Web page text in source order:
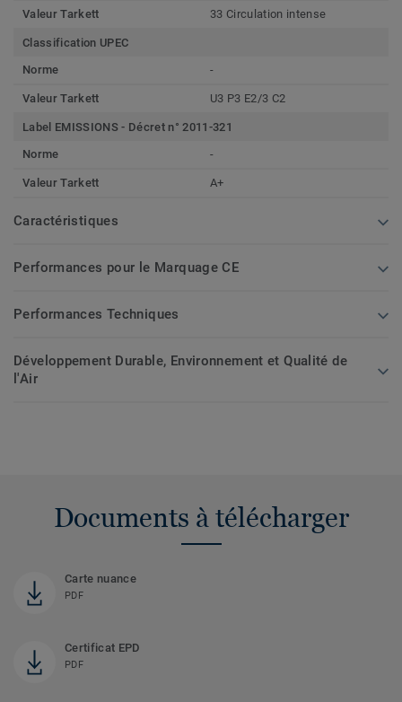
Valeur Tarkett 33 Circulation intense
Classification UPEC
Norme
-
Valeur Tarkett U3 P3 E2/3 C2
Label EMISSIONS - Décret n° 2011-321
Norme
-
Valeur Tarkett A+
Caractéristiques
Performances pour le Marquage CE
Performances Techniques
Développement Durable, Environnement et Qualité de
l'Air
Documents à télécharger
Carte nuance
PDF
Certificat EPD
PDF